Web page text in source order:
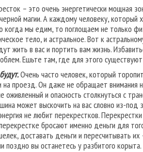
– это очень энергетически мощная
магии. А каждому человеку, который
когда мы едим, то поглощаем не только
тело, и астральное. Вот к
жить в вас и портить вам жизнь.
Ешьте там, где для этого
Очень часто человек, который
на проезд. Он даже не обращает
и опасность столкнуться с
может выскочить на вас словно из-
не любит перекрестков.
бросают именно деньги для
доставать деньги и пересчитывать
поздно вы останетесь у разбитого корыта.